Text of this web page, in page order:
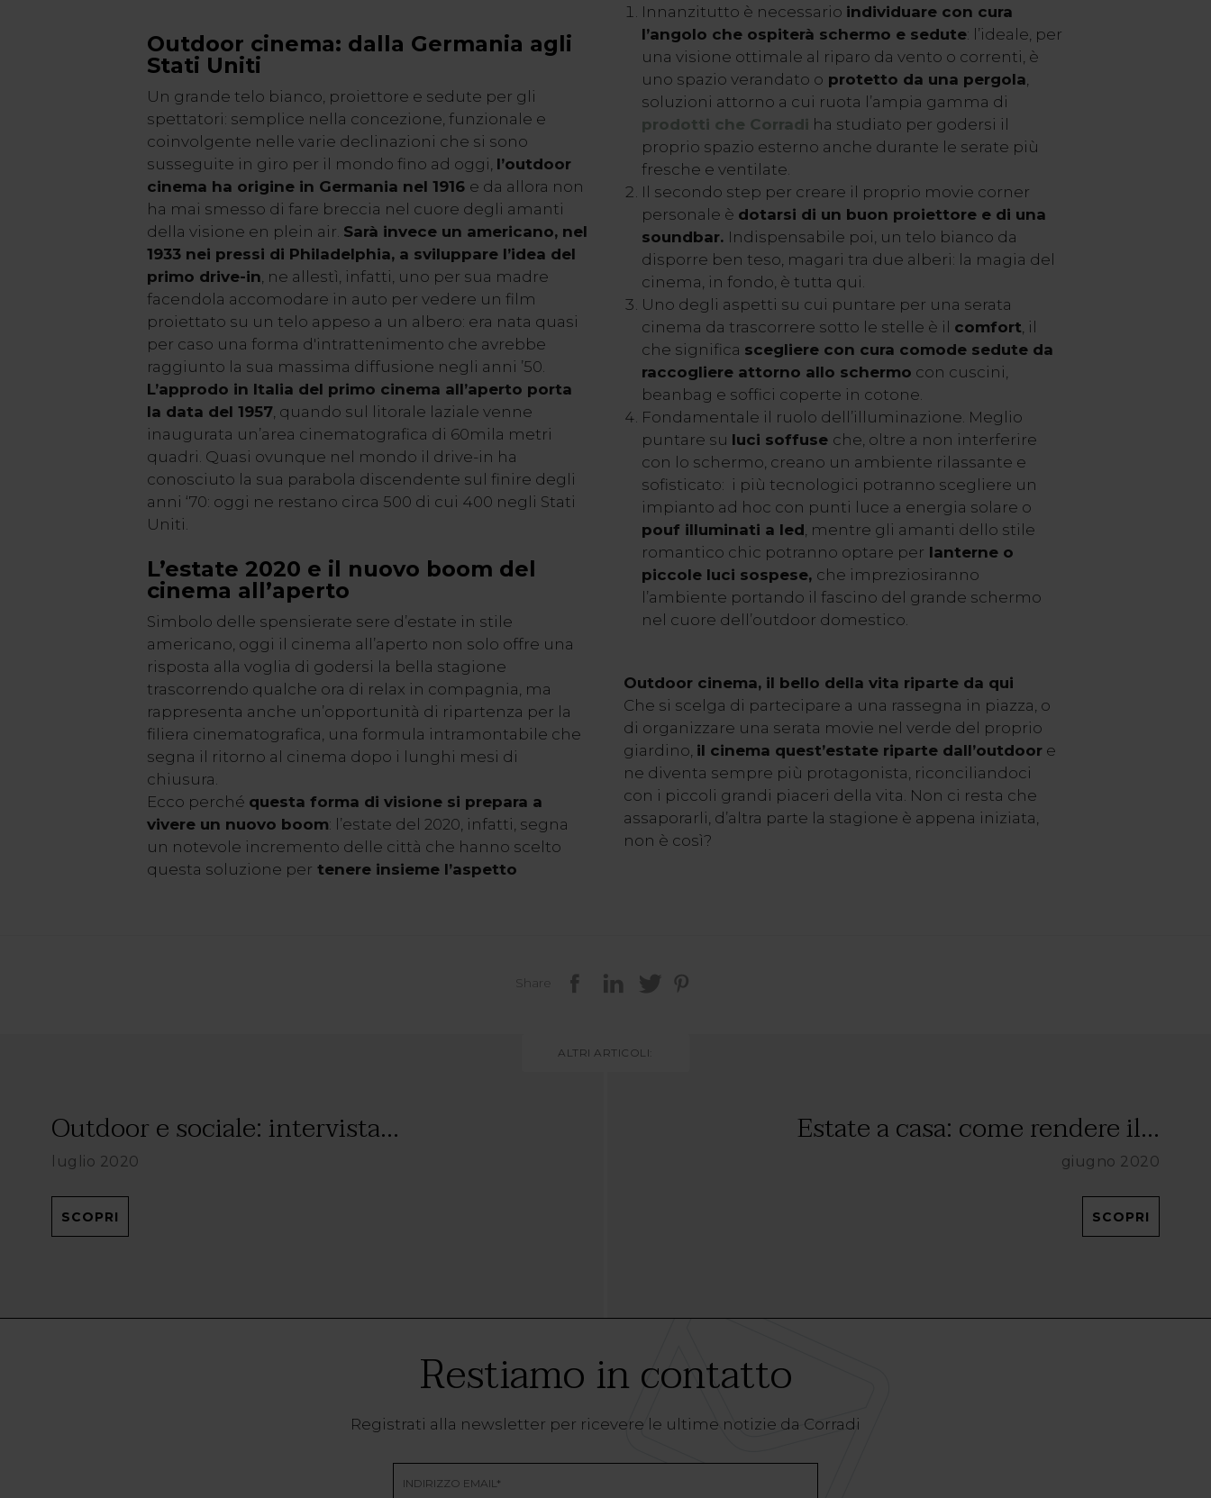
Outdoor cinema: dalla Germania agli
Stati Uniti
Un grande telo bianco, proiettore e sedute per gli
spettatori: semplice nella concezione, funzionale e
coinvolgente nelle varie declinazioni che si sono
susseguite in giro per il mondo fino ad oggi, l’outdoor
cinema ha origine in Germania nel 1916 e da allora non
ha mai smesso di fare breccia nel cuore degli amanti
della visione en plein air. Sarà invece un americano, nel
1933 nei pressi di Philadelphia, a sviluppare l’idea del
primo drive-in , ne allestì, infatti, uno per sua madre
facendola accomodare in auto per vedere un film
proiettato su un telo appeso a un albero: era nata quasi
per caso una forma d'intrattenimento che avrebbe
raggiunto la sua massima diffusione negli anni ’50.
L’approdo in Italia del primo cinema all’aperto porta
la data del 1957, quando sul litorale laziale venne
inaugurata un’area cinematografica di 60mila metri
quadri. Quasi ovunque nel mondo il drive-in ha
conosciuto la sua parabola discendente sul finire degli
anni ‘70: oggi ne restano circa 500 di cui 400 negli Stati
Uniti.
L’estate 2020 e il nuovo boom del
cinema all’aperto
Simbolo delle spensierate sere d’estate in stile
americano, oggi il cinema all’aperto non solo offre una
risposta alla voglia di godersi la bella stagione
trascorrendo qualche ora di relax in compagnia, ma
rappresenta anche un’opportunità di ripartenza per la
filiera cinematografica, una formula intramontabile che
segna il ritorno al cinema dopo i lunghi mesi di
chiusura.
Ecco perché questa forma di visione si prepara a
vivere un nuovo boom: l’estate del 2020, infatti, segna
un notevole incremento delle città che hanno scelto
questa soluzione per tenere insieme l’aspetto
Innanzitutto è necessario individuare con cura
l’angolo che ospiterà schermo e sedute: l’ideale, per
una visione ottimale al riparo da vento o correnti, è
uno spazio verandato o protetto da una pergola
soluzioni attorno a cui ruota l’ampia gamma di
prodotti che Corradi ha studiato per godersi il
proprio spazio esterno anche durante le serate più
fresche e ventilate.
Il secondo step per creare il proprio movie corner
personale è dotarsi di un buon proiettore e di una
soundbar. Indispensabile poi, un telo bianco da
disporre ben teso, magari tra due alberi: la magia del
cinema, in fondo, è tutta qui.
Uno degli aspetti su cui puntare per una serata
cinema da trascorrere sotto le stelle è il comfort , il
che significa scegliere con cura comode sedute da
raccogliere attorno allo schermo con cuscini,
beanbag e soffici coperte in cotone.
Fondamentale il ruolo dell’illuminazione. Meglio
puntare su luci soffuse che, oltre a non interferire
con lo schermo, creano un ambiente rilassante e
sofisticato: i più tecnologici potranno scegliere un
impianto ad hoc con punti luce a energia solare o
pouf illuminati a led , mentre gli amanti dello stile
romantico chic potranno optare per lanterne o
piccole luci sospese, che impreziosiranno
l’ambiente portando il fascino del grande schermo
nel cuore dell’outdoor domestico.
Outdoor cinema, il bello della vita riparte da qui
Che si scelga di partecipare a una rassegna in piazza, o
di organizzare una serata movie nel verde del proprio
giardino, il cinema quest’estate riparte dall’outdoore
ne diventa sempre più protagonista, riconciliandoci
con i piccoli grandi piaceri della vita. Non ci resta che
assaporarli, d’altra parte la stagione è appena iniziata,
non è così?
Share
ALTRI ARTICOLI:
Outdoor e sociale: intervista...
luglio 2020
SCOPRI
Estate a casa: come rendere il...
giugno 2020
SCOPRI
Restiamo in contatto
Registrati alla newsletter per ricevere le ultime notizie da Corradi